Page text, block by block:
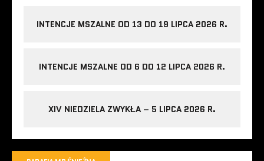
INTENCJE MSZALNE OD 13 DO 19 LIPCA 2026 R.
INTENCJE MSZALNE OD 6 DO 12 LIPCA 2026 R.
XIV NIEDZIELA ZWYKŁA – 5 LIPCA 2026 R.